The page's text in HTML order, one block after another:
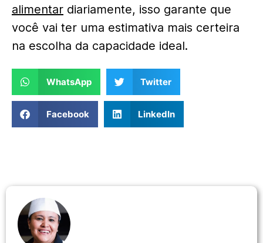
alimentar diariamente, isso garante que
você vai ter uma estimativa mais certeira
na escolha da capacidade ideal.
WhatsApp Twitter
Facebook LinkedIn